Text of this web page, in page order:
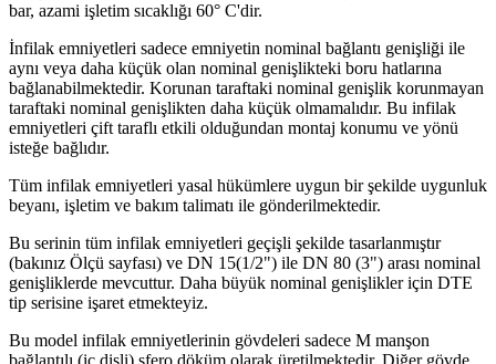
bar, azami işletim sıcaklığı 60° C'dir.
İnfilak emniyetleri sadece emniyetin nominal bağlantı genişliği ile
aynı veya daha küçük olan nominal genişlikteki boru hatlarına
bağlanabilmektedir. Korunan taraftaki nominal genişlik korunmayan
taraftaki nominal genişlikten daha küçük olmamalıdır. Bu infilak
emniyetleri çift taraflı etkili olduğundan montaj konumu ve yönü
isteğe bağlıdır.
Tüm infilak emniyetleri yasal hükümlere uygun bir şekilde uygunluk
beyanı, işletim ve bakım talimatı ile gönderilmektedir.
Bu serinin tüm infilak emniyetleri geçişli şekilde tasarlanmıştır
(bakınız Ölçü sayfası) ve DN 15(1/2") ile DN 80 (3") arası nominal
genişliklerde mevcuttur. Daha büyük nominal genişlikler için DTE
tip serisine işaret etmekteyiz.
Bu model infilak emniyetlerinin gövdeleri sadece M manşon
bağlantılı (iç dişli) sfero döküm olarak üretilmektedir. Diğer gövde